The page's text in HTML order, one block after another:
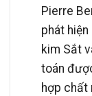
Pierre
phát
kim Sắt
toán
hợp chất